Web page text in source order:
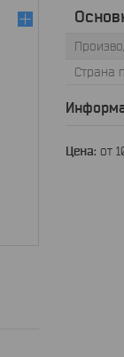
Страна
Цена: от